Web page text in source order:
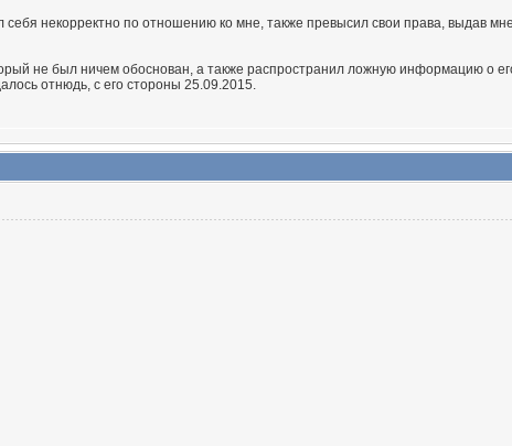
себя некорректно по отношению ко мне, также превысил свои права, выдав
не был ничем обоснован, а также распространил ложную информацию о
отнюдь, с его стороны 25.09.2015.